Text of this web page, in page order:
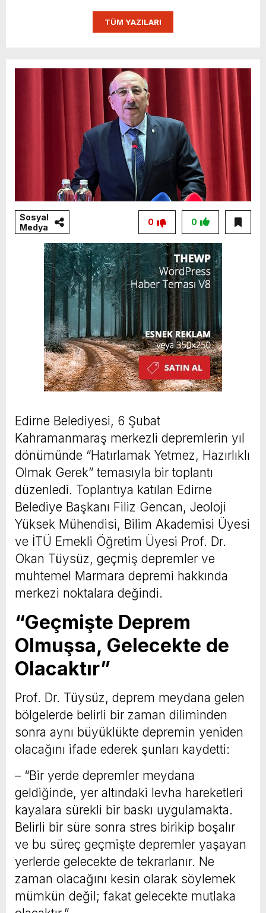
TÜM YAZILARI
Sosyal
Medya
0
0
Edirne Belediyesi, 6 Şubat
Kahramanmaraş merkezli depremlerin yıl
dönümünde “Hatırlamak Yetmez, Hazırlıklı
Olmak Gerek” temasıyla bir toplantı
düzenledi. Toplantıya katılan Edirne
Belediye Başkanı Filiz Gencan, Jeoloji
Yüksek Mühendisi, Bilim Akademisi Üyesi
ve İTÜ Emekli Öğretim Üyesi Prof. Dr.
Okan Tüysüz, geçmiş depremler ve
muhtemel Marmara depremi hakkında
merkezi noktalara değindi.
“Geçmişte Deprem
Olmuşsa, Gelecekte de
Olacaktır”
Prof. Dr. Tüysüz, deprem meydana gelen
bölgelerde belirli bir zaman diliminden
sonra aynı büyüklükte depremin yeniden
olacağını ifade ederek şunları kaydetti:
– “Bir yerde depremler meydana
geldiğinde, yer altındaki levha hareketleri
kayalara sürekli bir baskı uygulamakta.
Belirli bir süre sonra stres birikip boşalır
ve bu süreç geçmişte depremler yaşayan
yerlerde gelecekte de tekrarlanır. Ne
zaman olacağını kesin olarak söylemek
mümkün değil; fakat gelecekte mutlaka